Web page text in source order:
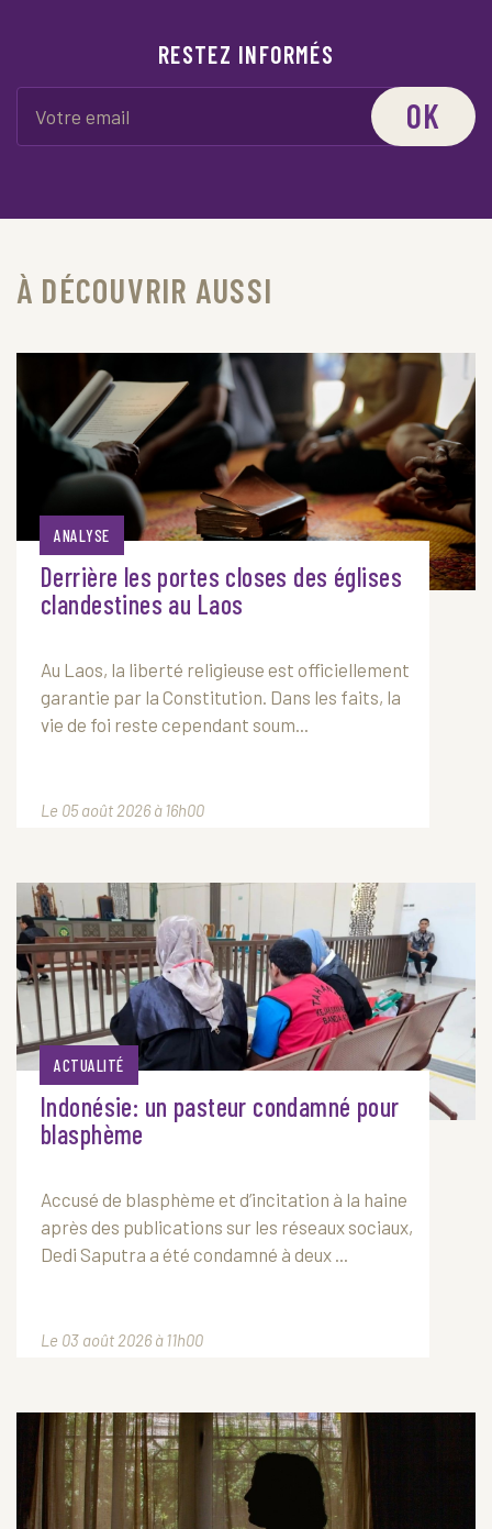
RESTEZ INFORMÉS
OK
À DÉCOUVRIR AUSSI
ANALYSE
Derrière les portes closes des églises
clandestines au Laos
Au Laos, la liberté religieuse est officiellement
garantie par la Constitution. Dans les faits, la
vie de foi reste cependant soum...
Le 05 août 2026 à 16h00
ACTUALITÉ
Indonésie: un pasteur condamné pour
blasphème
Accusé de blasphème et d’incitation à la haine
après des publications sur les réseaux sociaux,
Dedi Saputra a été condamné à deux ...
Le 03 août 2026 à 11h00